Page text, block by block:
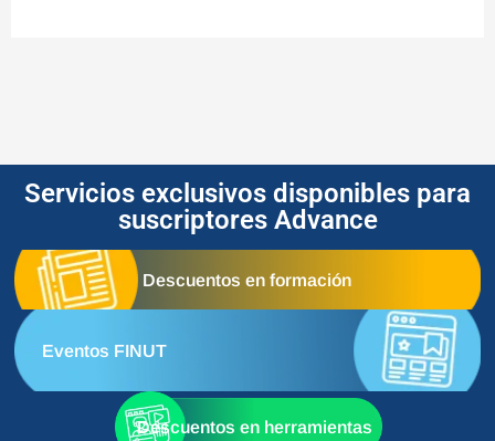
Servicios exclusivos disponibles para
suscriptores Advance
Descuentos en formación
Eventos FINUT
Descuentos en herramientas